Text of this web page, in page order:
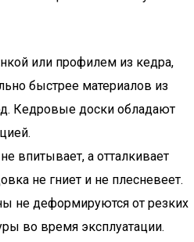
или профилем из кедра,
быстрее материалов из
Кедровые доски обладают
впитывает, а отталкивает
не гниет и не плесневеет.
не деформируются от резких
во время эксплуатации.